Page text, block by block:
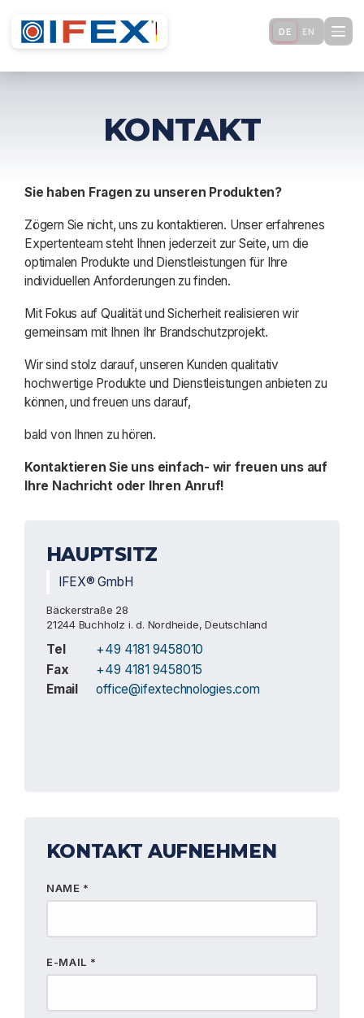
DE EN
KONTAKT
Sie haben Fragen zu unseren Produkten?
Zögern Sie nicht, uns zu kontaktieren. Unser erfahrenes
Expertenteam steht Ihnen jederzeit zur Seite, um die
optimalen Produkte und Dienstleistungen für Ihre
individuellen Anforderungen zu finden.
Mit Fokus auf Qualität und Sicherheit realisieren wir
gemeinsam mit Ihnen Ihr Brandschutzprojekt.
Wir sind stolz darauf, unseren Kunden qualitativ
hochwertige Produkte und Dienstleistungen anbieten zu
können, und freuen uns darauf,
bald von Ihnen zu hören.
Kontaktieren Sie uns einfach- wir freuen uns auf
Ihre Nachricht oder Ihren Anruf!
HAUPTSITZ
IFEX® GmbH
Bäckerstraße 28
21244 Buchholz i. d. Nordheide, Deutschland
Tel
+49 4181 9458010
Fax
+49 4181 9458015
Email
office@ifextechnologies.com
KONTAKT AUFNEHMEN
NAME *
E-MAIL *